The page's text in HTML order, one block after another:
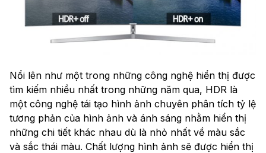
Nổi lên như một trong những công nghệ hiển thị được
tìm kiếm nhiều nhất trong những năm qua, HDR là
một công nghệ tái tạo hình ảnh chuyên phân tích tỷ lệ
tương phản của hình ảnh và ánh sáng nhằm hiển thị
những chi tiết khác nhau dù là nhỏ nhất về màu sắc
và sắc thái màu. Chất lượng hình ảnh sẽ được hiển thị